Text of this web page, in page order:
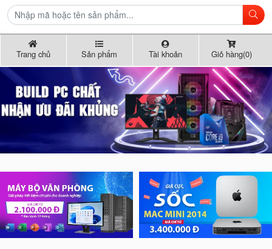
Trang chủ Sản phẩm Tài khoản Giỏ hàng(0)